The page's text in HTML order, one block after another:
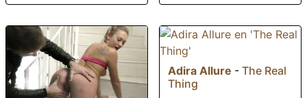
Adira Allure - The Real
Thing